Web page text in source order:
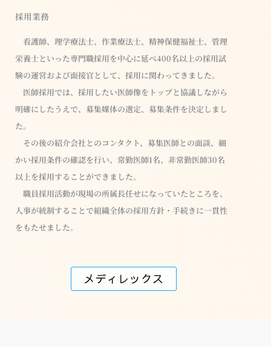
採用業務
看護師、理学療法士、作業療法士、精神保健福祉士、管理
栄養士といった専門職採用を中心に延べ400名以上の採用試
験の運営および面接官として、採用に関わってきました。
医師採用では、採用したい医師像をトップと協議しながら
明確にしたうえで、募集媒体の選定、募集条件を決定しまし
た。
その後の紹介会社とのコンタクト、募集医師との面談、細
かい採用条件の確認を行い、常勤医師1名、非常勤医師30名
以上を採用することができました。
職員採用活動が現場の所属長任せになっていたところを、
人事が統制することで組織全体の採用方針・手続きに一貫性
をもたせました。
メディレックス